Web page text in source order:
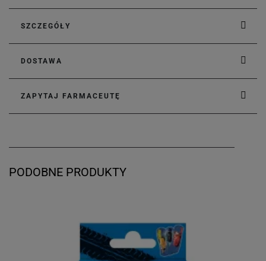
SZCZEGÓŁY
DOSTAWA
ZAPYTAJ FARMACEUTĘ
PODOBNE PRODUKTY